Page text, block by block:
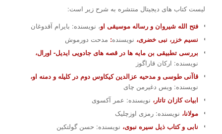
لیست کتاب های دیجیتال منتشره به شرح زیر است:
فتح الله شیروان و رساله موسیقی او، نویسنده: بایرام آق­دوغان
نسیم خزر، نبی خضری، نویسنده: مدحت دورموش
بررسی تطبیقی بن مایه ها در قصه های جادویی ایدیل- اورال،
نویسنده: ارکان قاراگوز
قاآنی طوسی و مدحیه عزالدین کیکاوس دوم در کلیله و دمنه او،
نویسنده: ویس دغیرمن چای
ابیات کازان تاتار، نویسنده: عمر آکسوی
مولانا، نویسنده: رمزی اوزچلیک
نابی و کتاب ذیل سیره نبوی، نویسنده: حسن گولتکین